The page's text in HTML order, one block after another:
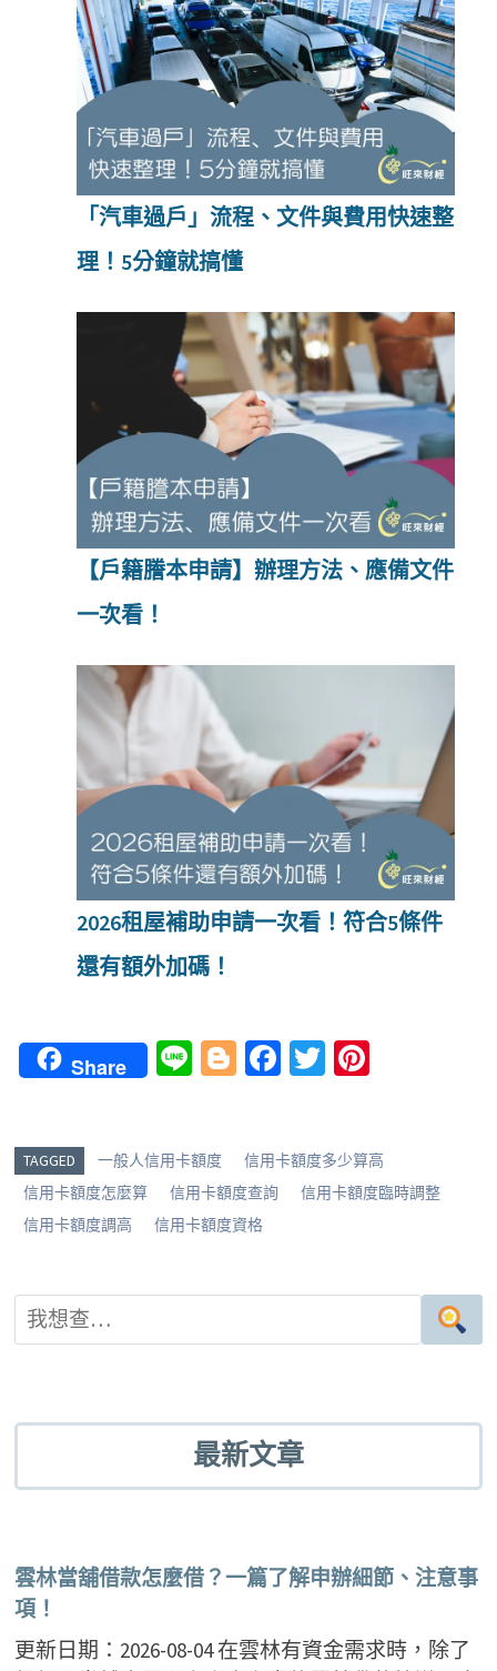
「汽車過戶」流程、文件與費用快速整
理！5分鐘就搞懂
【戶籍謄本申請】辦理方法、應備文件
一次看！
2026租屋補助申請一次看！符合5條件
還有額外加碼！
Share
Li Bl
g
er
Fa
o
T
er es
t
TAGGED 一般人信用卡額度
信用卡額度多少算高
信用卡額度怎麼算
信用卡額度查詢
信用卡額度臨時調整
信用卡額度調高
信用卡額度資格
最新文章
雲林當舖借款怎麼借？一篇了解申辦細節、注意事
項！
更新日期：2026-08-04 在雲林有資金需求時，除了